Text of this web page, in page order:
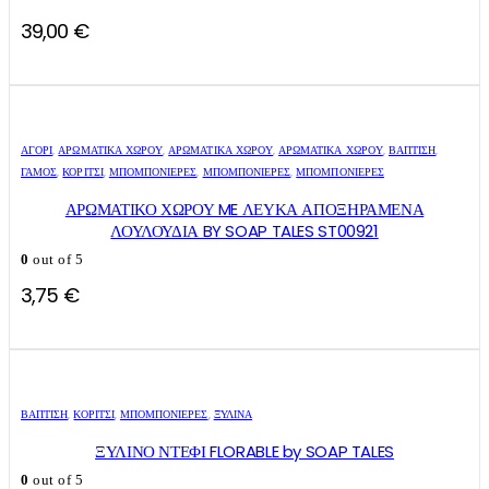
39,00 €
ΑΓΌΡΙ,ΑΡΩΜΑΤΙΚΆ ΧΏΡΟΥ,ΑΡΩΜΑΤΙΚΆ ΧΏΡΟΥ,ΑΡΩΜΑΤΙΚΆ ΧΏΡΟΥ, ΒΑΠΤΙΣΗ,
ΓΑΜΟΣ,ΚΟΡΊΤΣΙ, ΜΠΟΜΠΟΝΙΈΡΕΣ, ΜΠΟΜΠΟΝΙΈΡΕΣ,ΜΠΟΜΠΟΝΙΈΡΕΣ
ΑΡΩΜΑΤΙΚΟ ΧΩΡΟΥ ME ΛΕΥΚΑ ΑΠΟΞΗΡΑΜΕΝΑ
ΛΟΥΛΟΥΔΙΑ BY SOAP TALES ST00921
0 out of 5
3,75 €
ΒΑΠΤΙΣΗ,ΚΟΡΊΤΣΙ, ΜΠΟΜΠΟΝΙΈΡΕΣ, ΞΎΛΙΝΑ
ΞΥΛΙΝΟ ΝΤΕΦΙ FLORABLE by SOAP TALES
0 out of 5